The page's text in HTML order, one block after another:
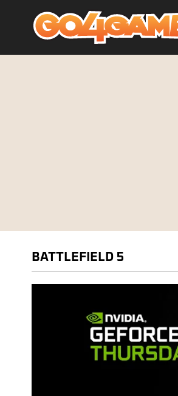
BATTLEFIELD 5